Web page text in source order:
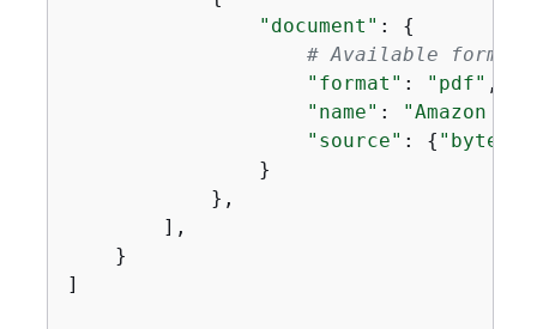
"document" : {
# Available
"format" : "pdf" ,
"name" :
"Amazon
"source" : { "bytes"
                }
            },
        ],
    }
]